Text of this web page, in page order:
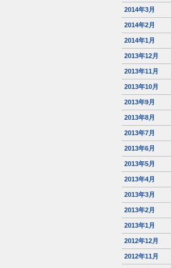
2014年3月
2014年2月
2014年1月
2013年12月
2013年11月
2013年10月
2013年9月
2013年8月
2013年7月
2013年6月
2013年5月
2013年4月
2013年3月
2013年2月
2013年1月
2012年12月
2012年11月